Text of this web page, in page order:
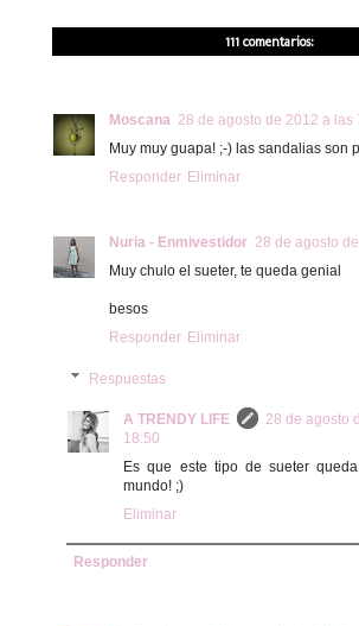
111 comentarios:
Moscana 28 de agosto de 2012 a las
Muy muy guapa! ;-) las sandalias son
Responder Eliminar
Nuria - Enmivestidor 28 de agosto
Muy chulo el sueter, te queda genial
besos
Responder Eliminar
Respuestas
A TRENDY LIFE
28 de agosto
18:50
Es que este tipo de sueter
mundo! ;)
Eliminar
Responder